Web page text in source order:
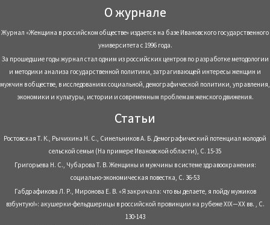
О журнале
Журнал «Женщина в российском обществе» издается на базе Ивановского государственного
университета с 1996 года.
За прошедшие годы журнал стал одним из российских центров по разработке методологии
и методики анализа государственной политики, затрагивающей интересы женщин и
мужчин в обществе, в исследованиях социальной, демографической политики, управления,
экономики и культуры, истории и современным проблемам женского движения.
Статьи
Ростовская Т. К., Рычихина Н. С., Синельников А. Б. Демографический потенциал молодой
сельской семьи (На примере Ивановской области), С. 15-35
Григорьева Н. С., Чубарова Т. В. Женщины и мужчины в системе здравоохранения:
социально-экономическая повестка, С. 36-53
Габдрафикова Л. Р., Миронова Е. В. «Я закричала: что вы делаете, я пойду мужиков
взбунтую!»: акушерки-фельдшерицы в российской провинции на рубеже XIX—XX вв. , С.
130-143